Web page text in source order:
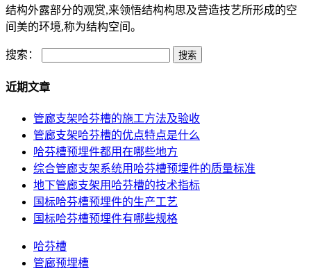
结构外露部分的观赏,来领悟结构构思及营造技艺所形成的空
间美的环境,称为结构空间。
搜索：
近期文章
管廊支架哈芬槽的施工方法及验收
管廊支架哈芬槽的优点特点是什么
哈芬槽预埋件都用在哪些地方
综合管廊支架系统用哈芬槽预埋件的质量标准
地下管廊支架用哈芬槽的技术指标
国标哈芬槽预埋件的生产工艺
国标哈芬槽预埋件有哪些规格
哈芬槽
管廊预埋槽